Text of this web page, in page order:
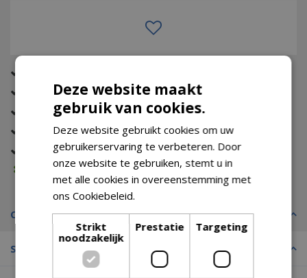
Eerst zien dan betalen (met Riverty)
Gratis verzending (vanaf €74,99)
Tot wel 14 dagen bedenktijd
Gratis retour
Voorraad melding
Omschrijving
Specificaties
Deze website maakt
gebruik van cookies.
Deze website gebruikt cookies om uw
gebruikerservaring te verbeteren. Door
onze website te gebruiken, stemt u in
met alle cookies in overeenstemming met
ons Cookiebeleid.
Strikt
noodzakelijk
Prestatie Targeting